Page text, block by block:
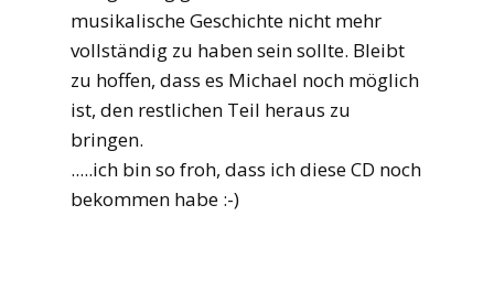
musikalische Geschichte nicht mehr
vollständig zu haben sein sollte. Bleibt
zu hoffen, dass es Michael noch möglich
ist, den restlichen Teil heraus zu
bringen.
.....ich bin so froh, dass ich diese CD noch
bekommen habe :-)